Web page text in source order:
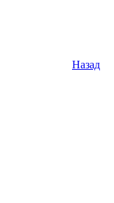
Назад